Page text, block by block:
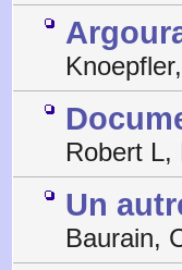
Robert L,
Un
Baurain,